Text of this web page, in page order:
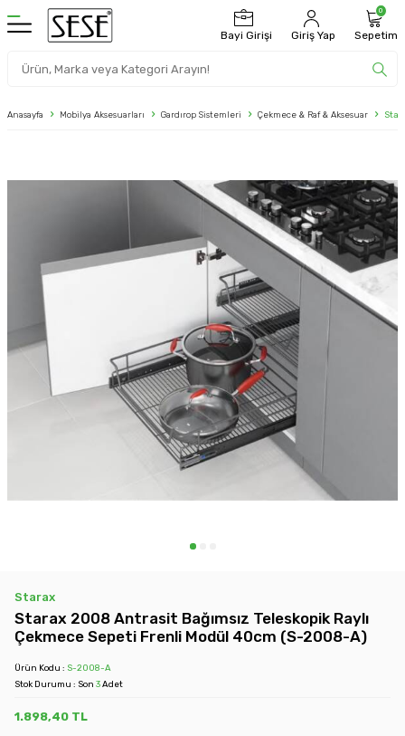
Bayi Girişi Giriş Yap
0
Sepetim
Anasayfa Mobilya Aksesuarları Gardırop Sistemleri Çekmece & Raf & Aksesuar
Starax
Starax 2008 Antrasit Bağımsız Teleskopik Raylı
Çekmece Sepeti Frenli Modül 40cm (S-2008-A)
Ürün Kodu : S-2008-A
Stok Durumu : Son 3Adet
1.898,40 TL